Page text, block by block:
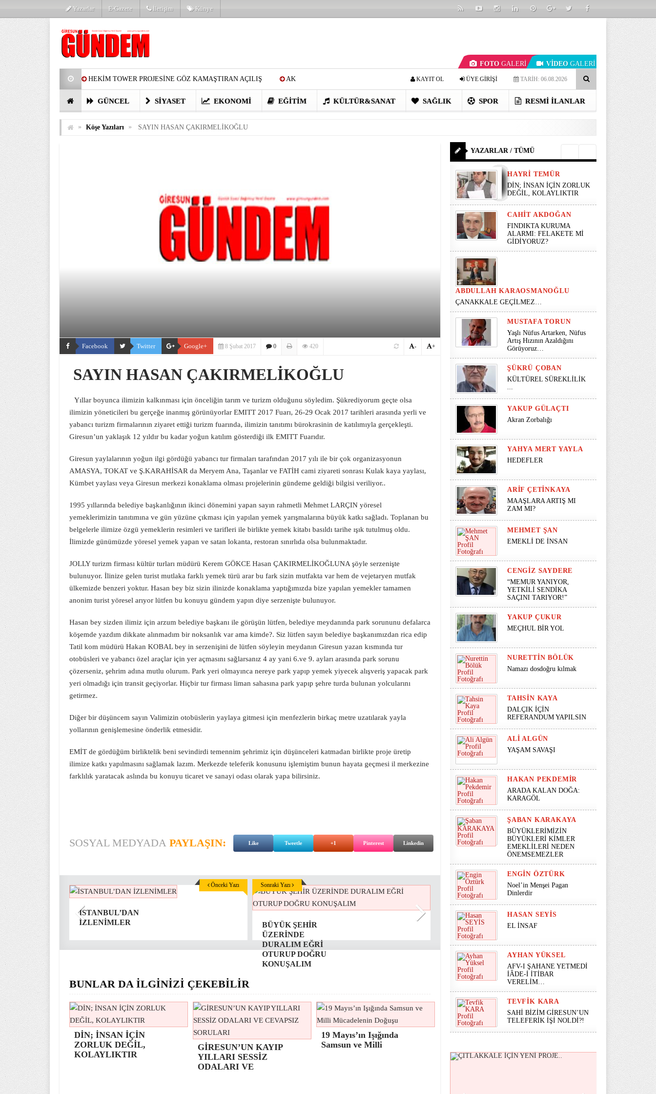
Yazarlar E-Gazete İletişim Künye
FOTO GALERİ VİDEO GALERİ
HEKİM TOWER PROJESİNE GÖZ KAMAŞTIRAN AÇILIŞ AK
PARTİ’DE YENİ YÜZLER HARUN CİCİ: VİDEOYU GÖRÜNCE
TARİH: 06.08.2026
ÜYE GİRİŞİ
KAYIT OL
GÜNCEL SIYASET EKONOMI EĞITIM KÜLTÜR&SANAT SAĞLIK SPOR RESMI İLANLAR
» Köşe Yazıları » SAYIN HASAN ÇAKIRMELİKOĞLU
Facebook Twitter Google+ 8 Şubat 2017 0 420 +
-
SAYIN HASAN ÇAKIRMELİKOĞLU
Yıllar boyunca ilimizin kalkınması için önceliğin tarım ve turizm olduğunu söyledim. Şükrediyorum geçte olsa
ilimizin yöneticileri bu gerçeğe inanmış görünüyorlar EMITT 2017 Fuarı, 26-29 Ocak 2017 tarihleri arasında yerli ve
yabancı turizm firmalarının ziyaret ettiği turizm fuarında, ilimizin tanıtımı bürokrasinin de katılımıyla gerçekleşti.
Giresun’un yaklaşık 12 yıldır bu kadar yoğun katılım gösterdiği ilk EMITT Fuarıdır.
Giresun yaylalarının yoğun ilgi gördüğü yabancı tur firmaları tarafından 2017 yılı ile bir çok organizasyonun
AMASYA, TOKAT ve Ş.KARAHİSAR da Meryem Ana, Taşanlar ve FATİH cami ziyareti sonrası Kulak kaya yaylası,
Kümbet yaylası veya Giresun merkezi konaklama olması projelerinin gündeme geldiği bilgisi veriliyor..
1995 yıllarında belediye başkanlığının ikinci dönemini yapan sayın rahmetli Mehmet LARÇIN yöresel
yemeklerimizin tanıtımına ve gün yüzüne çıkması için yapılan yemek yarışmalarına büyük katkı sağladı. Toplanan bu
belgelerle ilimize özgü yemeklerin resimleri ve tarifleri ile birlikte yemek kitabı basıldı tarihe ışık tutulmuş oldu.
İlimizde günümüzde yöresel yemek yapan ve satan lokanta, restoran sınırlıda olsa bulunmaktadır.
JOLLY turizm firması kültür turları müdürü Kerem GÖKCE Hasan ÇAKIRMELİKOĞLUNA şöyle serzenişte
bulunuyor. İlinize gelen turist mutlaka farklı yemek türü arar bu fark sizin mutfakta var hem de vejetaryen mutfak
ülkemizde benzeri yoktur. Hasan bey biz sizin ilinizde konaklama yaptığımızda bize yapılan yemekler tamamen
anonim turist yöresel arıyor lütfen bu konuyu gündem yapın diye serzenişte bulunuyor.
Hasan bey sizden ilimiz için arzum belediye başkanı ile görüşün lütfen, belediye meydanında park sorununu defalarca
köşemde yazdım dikkate alınmadım bir noksanlık var ama kimde?. Siz lütfen sayın belediye başkanımızdan rica edip
Tatil kom müdürü Hakan KOBAL bey in serzenişini de lütfen söyleyin meydanın Giresun yazan kısmında tur
otobüsleri ve yabancı özel araçlar için yer açmasını sağlarsanız 4 ay yani 6.ve 9. ayları arasında park sorunu
çözerseniz, şehrim adına mutlu olurum. Park yeri olmayınca nereye park yapıp yemek yiyecek alışveriş yapacak park
yeri olmadığı için transit geçiyorlar. Hiçbir tur firması liman sahasına park yapıp şehre turda bulunan yolcularını
getirmez.
Diğer bir düşüncem sayın Valimizin otobüslerin yaylaya gitmesi için menfezlerin birkaç metre uzatılarak yayla
yollarının genişlemesine önderlik etmesidir.
EMİT de gördüğüm birliktelik beni sevindirdi temennim şehrimiz için düşünceleri katmadan birlikte proje üretip
ilimize katkı yapılmasını sağlamak lazım. Merkezde teleferik konusunu işlemiştim bunun hayata geçmesi il merkezine
farklılık yaratacak aslında bu konuyu ticaret ve sanayi odası olarak yapa bilirsiniz.
SOSYAL MEDYADA PAYLAŞIN: Like Tweetle +1 Pinterest Linkedin
İSTANBUL’DAN
İZLENİMLER
Önceki Yazı
BÜYÜK ŞEHİR
ÜZERİNDE
DURALIM EĞRİ
OTURUP DOĞRU
KONUŞALIM
Sonraki Yazı
BUNLAR DA İLGİNİZİ ÇEKEBİLİR
DİN; İNSAN İÇİN
ZORLUK DEĞİL,
KOLAYLIKTIR
GİRESUN’UN KAYIP
YILLARI SESSİZ
ODALARI VE
19 Mayıs’ın Işığında
Samsun ve Milli
YAZARLAR / TÜMÜ
HAYRI TEMÜR
DİN; İNSAN İÇİN ZORLUK
DEĞİL, KOLAYLIKTIR
CAHIT AKDOĞAN
FINDIKTA KURUMA
ALARMI: FELAKETE Mİ
GİDİYORUZ?
ABDULLAH KARAOSMANOĞLU
ÇANAKKALE GEÇİLMEZ…
MUSTAFA TORUN
Yaşlı Nüfus Artarken, Nüfus
Artış Hızının Azaldığını
Görüyoruz…
ŞÜKRÜ ÇOBAN
KÜLTÜREL SÜREKLİLİK
...
YAKUP GÜLAÇTI
Akran Zorbalığı
YAHYA MERT YAYLA
HEDEFLER
ARIF ÇETINKAYA
MAAŞLARA ARTIŞ MI
ZAM MI?
MEHMET ŞAN
EMEKLİ DE İNSAN
CENGIZ SAYDERE
“MEMUR YANIYOR,
YETKİLİ SENDİKA
SAÇINI TARIYOR!”
YAKUP ÇUKUR
MEÇHUL BİR YOL
NURETTIN BÖLÜK
Namazı dosdoğru kılmak
TAHSIN KAYA
DALÇIK İÇİN
REFERANDUM YAPILSIN
ALI ALGÜN
YAŞAM SAVAŞI
HAKAN PEKDEMIR
ARADA KALAN DOĞA:
KARAGÖL
ŞABAN KARAKAYA
BÜYÜKLERİMİZİN
BÜYÜKLERİ KİMLER
EMEKLİLERİ NEDEN
ÖNEMSEMEZLER
ENGIN ÖZTÜRK
Noel’in Menşei Pagan
Dinlerdir
HASAN SEYİS
EL İNSAF
AYHAN YÜKSEL
AFV-I ŞAHANE YETMEDİ
İÂDE-İ İTİBAR
VERELİM…
TEVFIK KARA
SAHİ BİZİM GİRESUN’UN
TELEFERİK İŞİ NOLDİ?!